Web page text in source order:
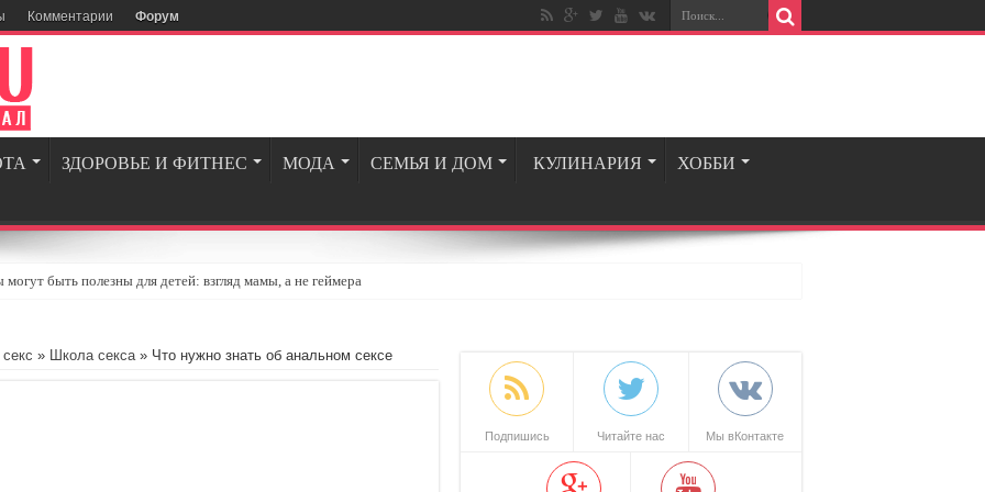
Комментарии Форум
ЗДОРОВЬЕ И ФИТНЕС МОДА СЕМЬЯ И ДОМ КУЛИНАРИЯ ХОББИ
быть полезны для детей: взгляд мамы, а не геймера
геймеров и энтузиастов игровой индустрии
» Школа секса» Что нужно знать об анальном сексе
Подпишись Читайте нас Мы вКонтакте